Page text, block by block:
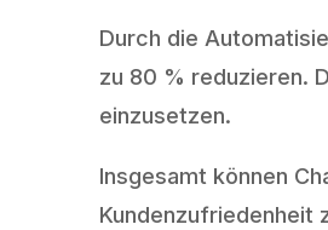
Durch die
zu 80 % reduzieren.
einzusetzen.
Insgesamt können
Kundenzufriedenheit